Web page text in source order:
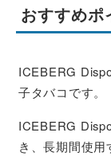
おすすめ
ICEBERG
子タバコです。
ICEBERG
き、長期間使用